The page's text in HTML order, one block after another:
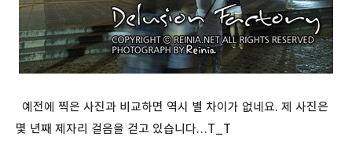
예전에 찍은 사진과 비교하면 역시 별 차이가 없네요. 제 사진은
몇 년째 제자리 걸음을 걷고 있습니다…T_T